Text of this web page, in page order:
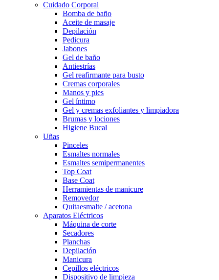
Cuidado Corporal
Bomba de baño
Aceite de masaje
Depilación
Pedicura
Jabones
Gel de baño
Antiestrías
Gel reafirmante para busto
Cremas corporales
Manos y pies
Gel íntimo
Gel y cremas exfoliantes y limpiadora
Brumas y lociones
Higiene Bucal
Uñas
Pinceles
Esmaltes normales
Esmaltes semipermanentes
Top Coat
Base Coat
Herramientas de manicure
Removedor
Quitaesmalte / acetona
Aparatos Eléctricos
Máquina de corte
Secadores
Planchas
Depilación
Manicura
Cepillos eléctricos
Dispositivo de limpieza